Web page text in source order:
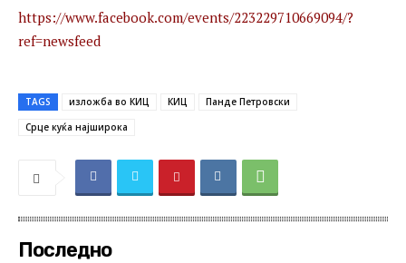
https://www.facebook.com/events/223229710669094/?
ref=newsfeed
TAGS изложба во КИЦ КИЦ
Панде Петровски
Срце куќа најширока
Последно